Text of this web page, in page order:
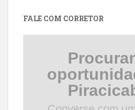
FALE COM CORRETOR